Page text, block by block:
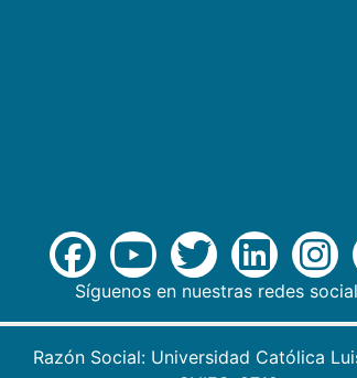
Síguenos en nuestras redes
Razón Social: Universidad Católica